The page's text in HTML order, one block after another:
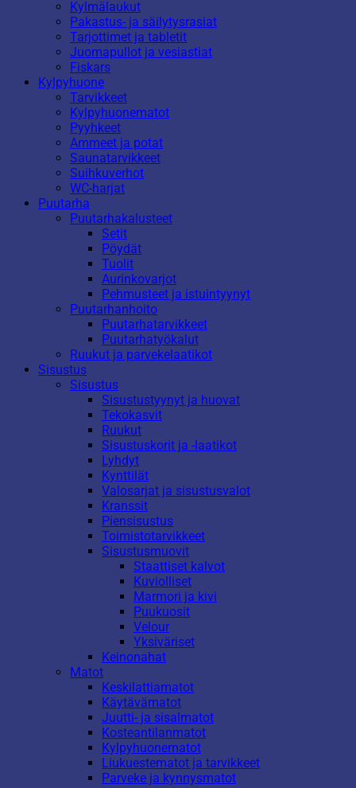
Kylmälaukut
Pakastus- ja säilytysrasiat
Tarjottimet ja tabletit
Juomapullot ja vesiastiat
Fiskars
Kylpyhuone
Tarvikkeet
Kylpyhuonematot
Pyyhkeet
Ammeet ja potat
Saunatarvikkeet
Suihkuverhot
WC-harjat
Puutarha
Puutarhakalusteet
Setit
Pöydät
Tuolit
Aurinkovarjot
Pehmusteet ja istuintyynyt
Puutarhanhoito
Puutarhatarvikkeet
Puutarhatyökalut
Ruukut ja parvekelaatikot
Sisustus
Sisustus
Sisustustyynyt ja huovat
Tekokasvit
Ruukut
Sisustuskorit ja -laatikot
Lyhdyt
Kynttilät
Valosarjat ja sisustusvalot
Kranssit
Piensisustus
Toimistotarvikkeet
Sisustusmuovit
Staattiset kalvot
Kuviolliset
Marmori ja kivi
Puukuosit
Velour
Yksiväriset
Keinonahat
Matot
Keskilattiamatot
Käytävämatot
Juutti- ja sisalmatot
Kosteantilanmatot
Kylpyhuonematot
Liukuestematot ja tarvikkeet
Parveke ja kynnysmatot